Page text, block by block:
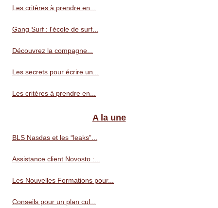
Les critères à prendre en...
Gang Surf : l'école de surf...
Découvrez la compagne...
Les secrets pour écrire un...
Les critères à prendre en...
A la une
BLS Nasdas et les “leaks”...
Assistance client Novosto :...
Les Nouvelles Formations pour...
Conseils pour un plan cul...